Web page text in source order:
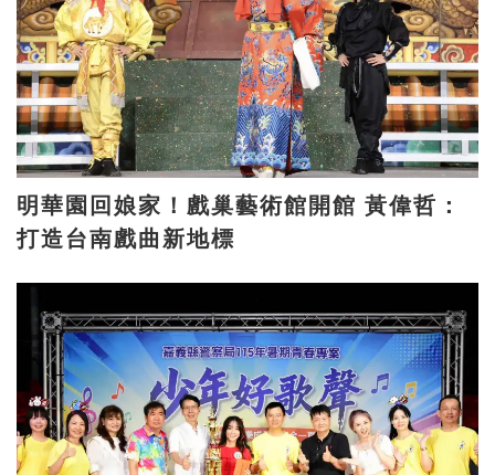
明華園回娘家！戲巢藝術館開館 黃偉哲：
打造台南戲曲新地標